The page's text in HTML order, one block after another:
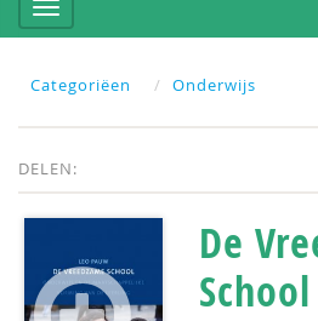
Categoriëen Onderwijs
DELEN:
De
School